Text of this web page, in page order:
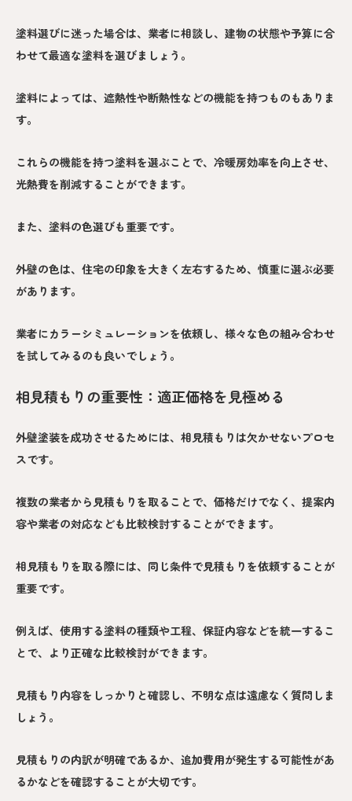
塗料選びに迷った場合は、業者に相談し、建物の状態や予算に合
わせて最適な塗料を選びましょう。
塗料によっては、遮熱性や断熱性などの機能を持つものもありま
す。
これらの機能を持つ塗料を選ぶことで、冷暖房効率を向上させ、
光熱費を削減することができます。
また、塗料の色選びも重要です。
外壁の色は、住宅の印象を大きく左右するため、慎重に選ぶ必要
があります。
業者にカラーシミュレーションを依頼し、様々な色の組み合わせ
を試してみるのも良いでしょう。
相見積もりの重要性：適正価格を見極める
外壁塗装を成功させるためには、相見積もりは欠かせないプロセ
スです。
複数の業者から見積もりを取ることで、価格だけでなく、提案内
容や業者の対応なども比較検討することができます。
相見積もりを取る際には、同じ条件で見積もりを依頼することが
重要です。
例えば、使用する塗料の種類や工程、保証内容などを統一するこ
とで、より正確な比較検討ができます。
見積もり内容をしっかりと確認し、不明な点は遠慮なく質問しま
しょう。
見積もりの内訳が明確であるか、追加費用が発生する可能性があ
るかなどを確認することが大切です。